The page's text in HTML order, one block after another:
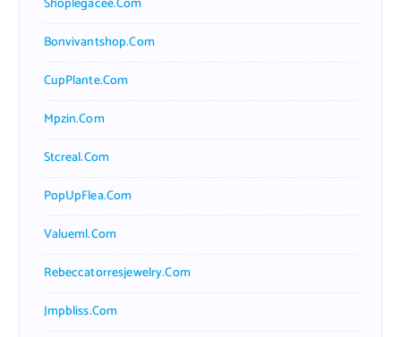
Bonvivantshop.com
CupPlante.com
Mpzin.com
Stcreal.com
PopUpFlea.com
Valueml.com
Rebeccatorresjewelry.com
Jmpbliss.com